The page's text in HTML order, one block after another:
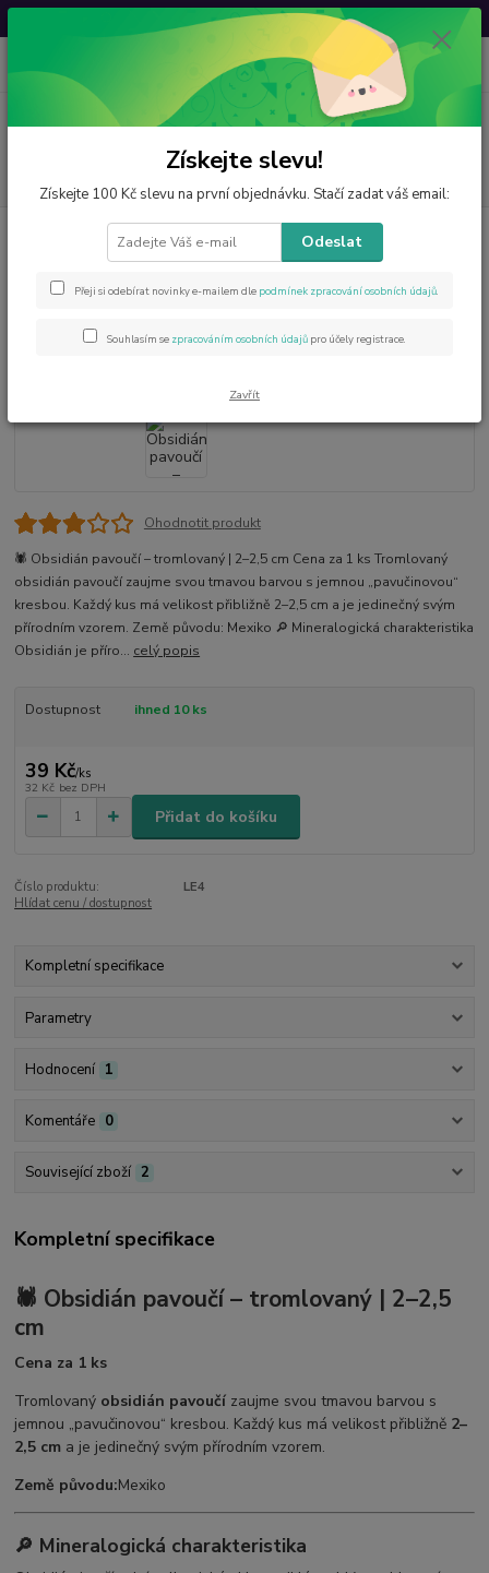
Svatovavřinecká sleva: 20 % s kódemVAVRINEC20
Menu
CZK 0
za
Minerály od A do Z
Obsidián pavoučí – tromlovaný |
Obsidián pavoučí – tromlovaný |
2–2,5 cm
Ohodnotit produkt
🕷️ Obsidián pavoučí – tromlovaný | 2–2,5 cm Cena za 1 ks Tromlovaný
obsidián pavoučí zaujme svou tmavou barvou s jemnou „pavučinovou“
kresbou. Každý kus má velikost přibližně 2–2,5 cm a je jedinečný svým
přírodním vzorem. Země původu: Mexiko 🔎 Mineralogická charakteristika
Obsidián je příro... celý popis
Dostupnost ihned 10 ks
39 Kč/ks
32 Kč bez DPH
Přidat do košíku
Číslo produktu:
LE4
Hlídat cenu / dostupnost
Kompletní specifikace
Parametry
Hodnocení 1
Komentáře 0
Související zboží 2
Kompletní specifikace
🕷️ Obsidián pavoučí – tromlovaný | 2–2,5
cm
Cena za 1 ks
Tromlovaný obsidián pavoučí zaujme svou tmavou barvou s
jemnou „pavučinovou“ kresbou. Každý kus má velikost přibližně 2–
2,5 cm a je jedinečný svým přírodním vzorem.
Země původu:Mexiko
🔎 Mineralogická charakteristika
Získejte slevu!
Získejte 100 Kč slevu na první objednávku. Stačí zadat váš email:
Odeslat
Přeji si odebírat novinky e-mailem dle podmínek zpracování osobních údajů.
Souhlasím se zpracováním osobních údajů pro účely registrace.
Zavřít